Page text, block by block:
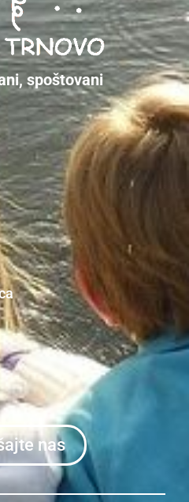
spoštovani
nas